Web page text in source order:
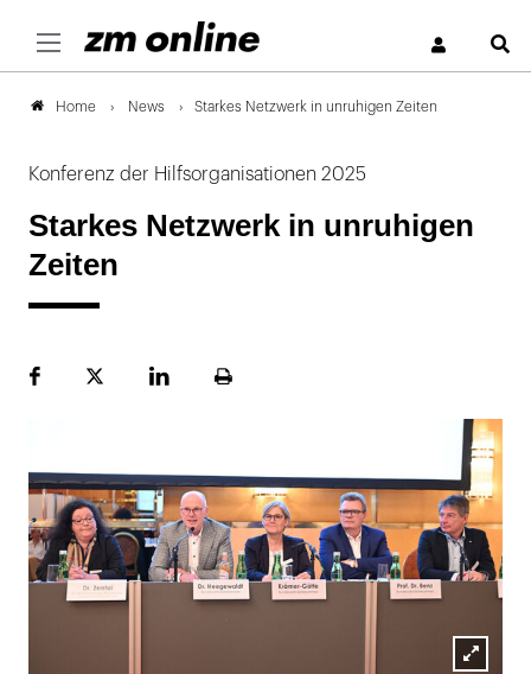
Home News Starkes Netzwerk in unruhigen Zeiten
Konferenz der Hilfsorganisationen 2025
Starkes Netzwerk in unruhigen
Zeiten
FacebookPlattformLinekdInSeite